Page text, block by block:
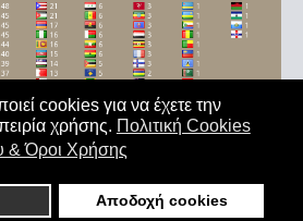
cookies για να έχετε την
χρήσης. Πολιτική Cookies
& Όροι Χρήσης
Αποδοχή cookies
Επικοινωνία